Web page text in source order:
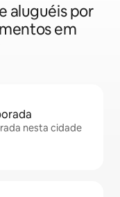
aluguéis por
em
nesta cidade